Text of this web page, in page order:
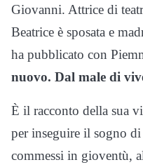
Giovanni. Attrice di
Beatrice è sposata e
ha pubblicato con
nuovo. Dal male di
È il racconto della sua
per inseguire il sogno
commessi in gioventù,